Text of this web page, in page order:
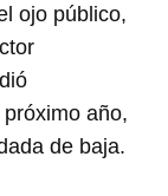
ojo público,
año,
de baja.